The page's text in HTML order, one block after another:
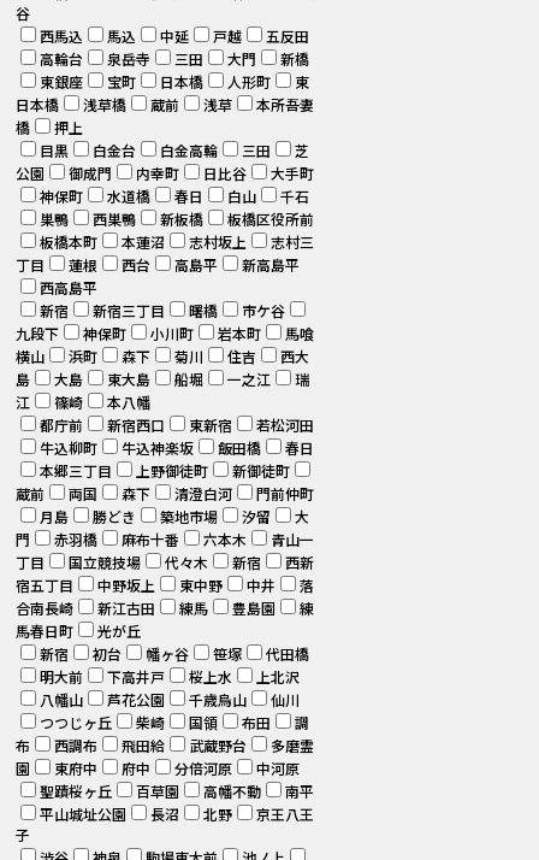
谷
西馬込
馬込 中延 戸越
五反田
高輪台
泉岳寺 三田 大門
新橋
東銀座
宝町 日本橋 人形町
東
日本橋
浅草橋 蔵前 浅草
本所吾妻
橋
押上
目黒
白金台 白金高輪 三田
芝
公園
御成門 内幸町 日比谷
大手町
神保町
水道橋 春日 白山
千石
巣鴨
西巣鴨 新板橋
板橋区役所前
板橋本町
本蓮沼 志村坂上
志村三
丁目
蓮根 西台 高島平
新高島平
西高島平
新宿
新宿三丁目 曙橋
市ケ谷
九段下
神保町 小川町 岩本町
馬喰
横山
浜町 森下 菊川 住吉
西大
島
大島 東大島 船堀 一之江
瑞
江
篠崎
本八幡
都庁前
新宿西口 東新宿
若松河田
牛込柳町
牛込神楽坂 飯田橋
春日
本郷三丁目
上野御徒町
新御徒町
蔵前
両国 森下 清澄白河
門前仲町
月島
勝どき 築地市場 汐留
大
門
赤羽橋 麻布十番 六本木
青山一
丁目
国立競技場 代々木 新宿
西新
宿五丁目
中野坂上 東中野 中井
落
合南長崎
新江古田 練馬 豊島園
練
馬春日町
光が丘
新宿
初台 幡ヶ谷 笹塚
代田橋
明大前
下高井戸 桜上水
上北沢
八幡山
芦花公園 千歳烏山
仙川
つつじヶ丘
柴崎 国領 布田
調
布
西調布 飛田給 武蔵野台
多磨霊
園
東府中 府中 分倍河原
中河原
聖蹟桜ヶ丘
百草園 高幡不動
南平
平山城址公園
長沼 北野
京王八王
子